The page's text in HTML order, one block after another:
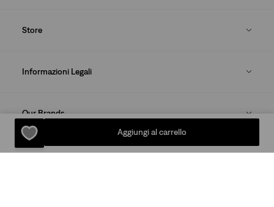
Aggiungi al carrello
Store
Informazioni Legali
Our Brands
SCARICA LA LEVI'S® APP